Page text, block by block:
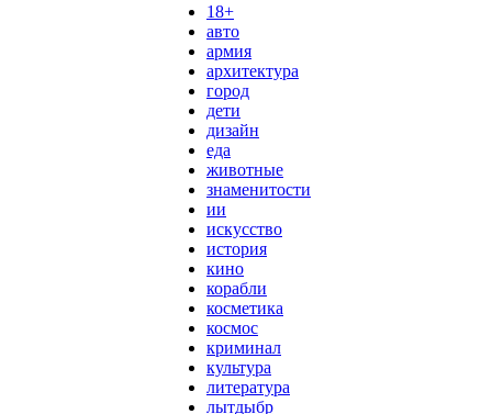
18+
авто
армия
архитектура
город
дети
дизайн
еда
животные
знаменитости
ии
искусство
история
кино
корабли
косметика
космос
криминал
культура
литература
лытдыбр